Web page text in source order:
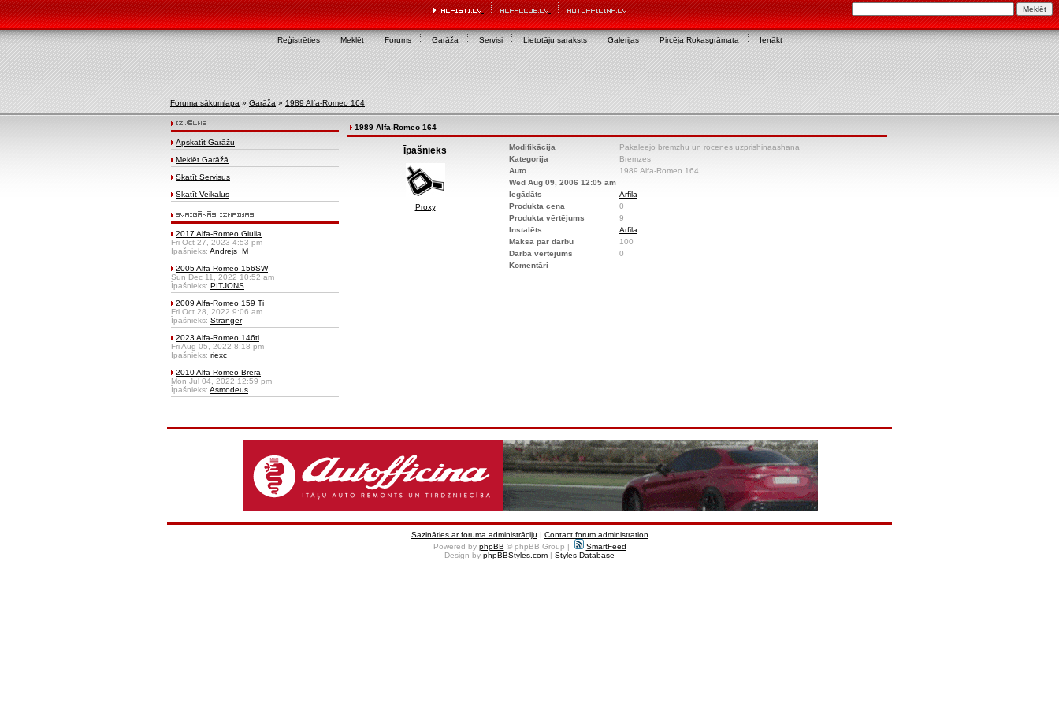
Reģistrēties Meklēt Forums Garāža Servisi Lietotāju saraksts Galerijas Pircēja Rokasgrāmata Ienākt
Foruma sākumlapa » Garāža » 1989 Alfa-Romeo 164
Apskatīt Garāžu
Meklēt Garāžā
Skatīt Servisus
Skatīt Veikalus
2017 Alfa-Romeo Giulia
Fri Oct 27, 2023 4:53 pm
Īpašnieks: Andrejs_M
2005 Alfa-Romeo 156SW
Sun Dec 11, 2022 10:52 am
Īpašnieks: PITJONS
2009 Alfa-Romeo 159 Ti
Fri Oct 28, 2022 9:06 am
Īpašnieks: Stranger
2023 Alfa-Romeo 146ti
Fri Aug 05, 2022 8:18 pm
Īpašnieks: riexc
2010 Alfa-Romeo Brera
Mon Jul 04, 2022 12:59 pm
Īpašnieks: Asmodeus
1989 Alfa-Romeo 164
Īpašnieks
Proxy
Modifikācija
Pakaleejo bremzhu un rocenes uzprishinaashana
Kategorija
Bremzes
Auto
1989 Alfa-Romeo 164
Wed Aug 09, 2006 12:05 am
Iegādāts
Arfila
Produkta cena
0
Produkta vērtējums
9
Instalēts
Arfila
Maksa par darbu
100
Darba vērtējums
0
Komentāri
Sazināties ar foruma administrāciju | Contact forum administration
Powered by phpBB © phpBB Group |
SmartFeed
Design by phpBBStyles.com | Styles Database